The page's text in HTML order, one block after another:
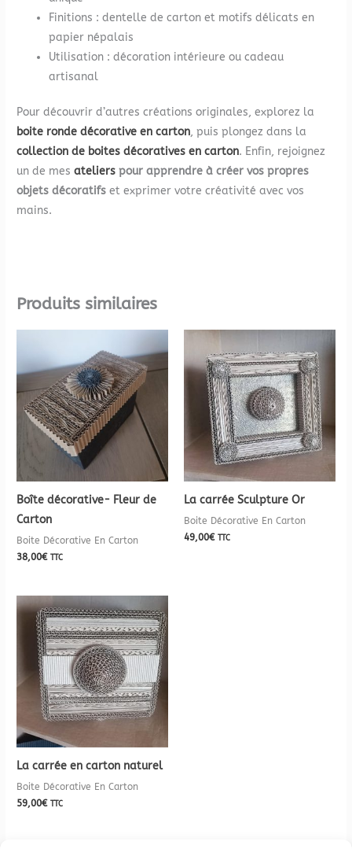
Finitions : dentelle de carton et motifs délicats en
papier népalais
Utilisation : décoration intérieure ou cadeau
artisanal
Pour découvrir d’autres créations originales, explorez la
boite ronde décorative en carton, puis plongez dans la
collection de boites décoratives en carton. Enfin, rejoignez
un de mesateliers pour apprendre à créer vos propres
objets décoratifs et exprimer votre créativité avec vos
mains.
Produits similaires
Boîte décorative- Fleur de
Carton
Boite Décorative En Carton
38,00€ TTC
La carrée Sculpture Or
Boite Décorative En Carton
49,00€ TTC
La carrée en carton naturel
Boite Décorative En Carton
59,00€ TTC